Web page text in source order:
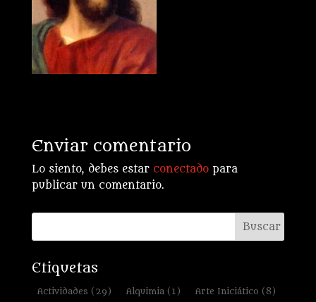
Enviar comentario
Lo siento, debes estar conectadopara
publicar un comentario.
Etiquetas
Actividades (29) Alquimia(1) Arte Iniciático (8)